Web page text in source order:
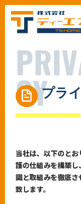
会社案内 求
ブログBLOG
お客様の声
VOICE
プラ
PRIV
CY
当社は、以下のと
護の仕組みを構築
識と取組みを徹底
致します。